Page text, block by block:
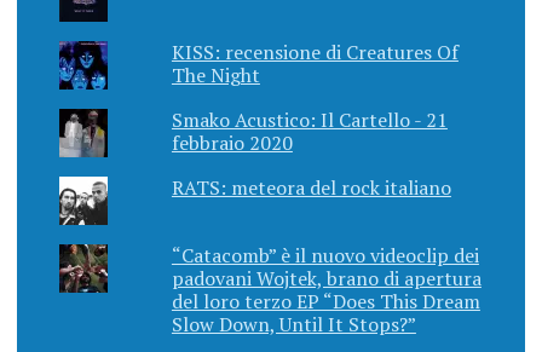
KISS: recensione di Creatures Of
The Night
Smako Acustico: Il Cartello - 21
febbraio 2020
RATS: meteora del rock italiano
“Catacomb” è il nuovo videoclip dei
padovani Wojtek, brano di apertura
del loro terzo EP “Does This Dream
Slow Down, Until It Stops?”